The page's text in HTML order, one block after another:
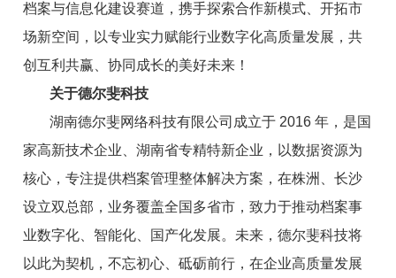
档案与信息化建设赛道，携手探索合作新模式、开拓市
场新空间，以专业实力赋能行业数字化高质量发展，共
创互利共赢、协同成长的美好未来！
关于德尔斐科技
湖南德尔斐网络科技有限公司成立于 2016 年，是国
家高新技术企业、湖南省专精特新企业，以数据资源为
核心，专注提供档案管理整体解决方案，在株洲、长沙
设立双总部，业务覆盖全国多省市，致力于推动档案事
业数字化、智能化、国产化发展。未来，德尔斐科技将
以此为契机，不忘初心、砥砺前行，在企业高质量发展